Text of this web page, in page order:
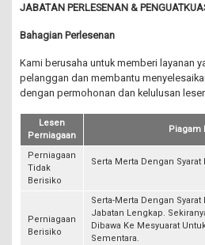
JABATAN PERLESENAN &
Bahagian Perlesenan
Kami berusaha untuk memberi layanan
pelanggan dan membantu
dengan permohonan dan kelulusan
Lesen
Perniagaan
Piagam
Perniagaan
Tidak
Berisiko
Serta Merta Dengan
Perniagaan
Berisiko
Serta-Merta Dengan
Jabatan Lengkap.
Dibawa Ke Mesyuarat
Sementara.